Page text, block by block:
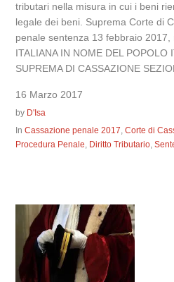
tributari nella misura in cui i beni
legale dei beni. Suprema Corte di
penale sentenza 13 febbraio 2017,
ITALIANA IN NOME DEL POPOLO
SUPREMA DI CASSAZIONE
16 Marzo 2017
by D'Isa
InCassazione penale 2017,Corte di
Procedura Penale, Diritto Tributario,